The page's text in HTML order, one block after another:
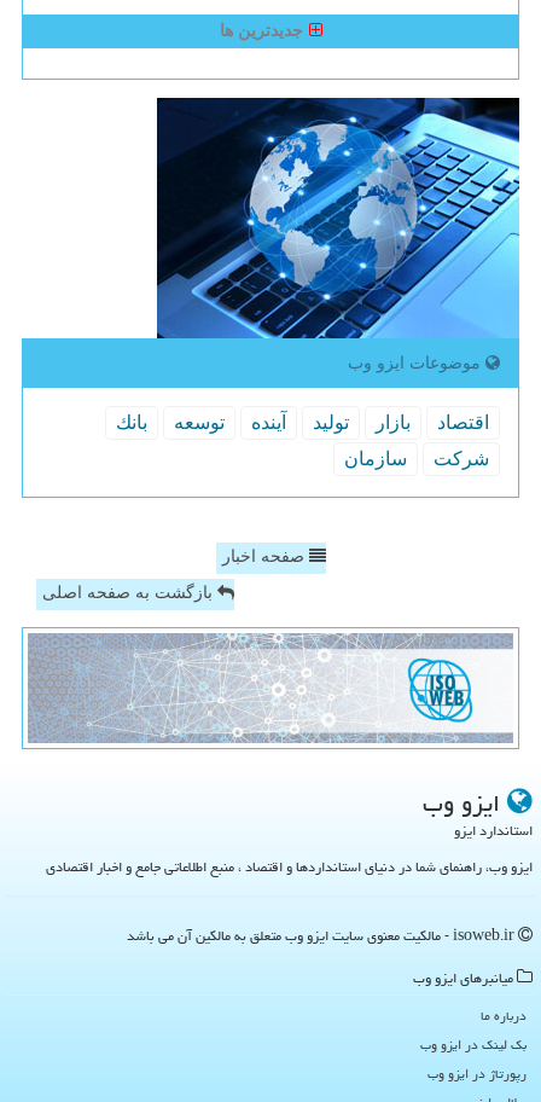
جدیدترین ها
موضوعات ایزو وب
اقتصاد بازار تولید آینده توسعه
بانك
شركت
سازمان
صفحه اخبار
بازگشت به صفحه اصلی
ایزو وب
استاندارد ایزو
ایزو وب، راهنمای شما در دنیای استانداردها و اقتصاد ، منبع اطلاعاتی جامع و اخبار اقتصادی
میانبرهای ایزو وب
درباره ما
بک لینک در ایزو وب
رپورتاژ در ایزو وب